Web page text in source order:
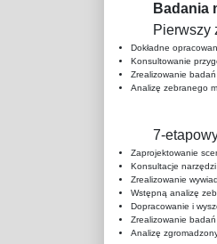
Badania
Pierwszy
Dokładne
Konsultowanie
Zrealizowanie badań
Analizę zebranego
7-
Zaprojektowanie
Konsultacje
Zrealizowanie
Wstępną analizę
Dopracowanie i
Zrealizowanie badań
Analizę